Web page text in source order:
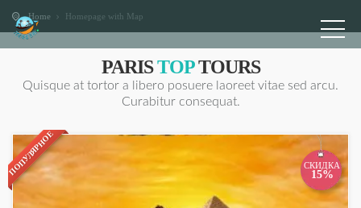
Home Homepage with Map
PARISTOPTOURS
Quisque at tortor a libero posuere laoreet vitae sed arcu.
Curabitur consequat.
ПОПУЛЯРНОЕ СКИДКА
15%